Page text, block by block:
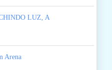
LUZ, A
Arena